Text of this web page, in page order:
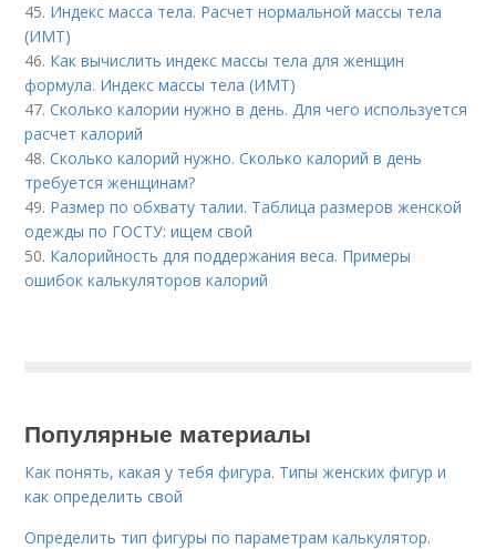
45. Индекс масса тела. Расчет нормальной массы тела
(ИМТ)
46. Как вычислить индекс массы тела для женщин
формула. Индекс массы тела (ИМТ)
47.Сколько калории нужно в день. Для чего используется
расчет калорий
48.Сколько калорий нужно. Сколько калорий в день
требуется женщинам?
49. Размер по обхвату талии. Таблица размеров женской
одежды по ГОСТУ: ищем свой
50. Калорийность для поддержания веса. Примеры
ошибок калькуляторов калорий
Популярные материалы
Как понять, какая у тебя фигура. Типы женских фигур и
как определить свой
Определить тип фигуры по параметрам калькулятор.